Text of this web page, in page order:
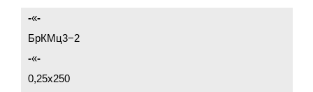
-«-
БрКМц3−2
-«-
0,25x250